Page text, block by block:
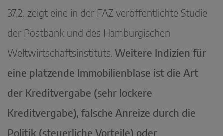
37,2, zeigt eine in der FAZ veröffentlichte Studie
der Postbank und des Hamburgischen
Weltwirtschaftsinstituts. Weitere Indizien für
eine platzende Immobilienblase ist die Art
der Kreditvergabe (sehr lockere
Kreditvergabe), falsche Anreize durch die
Politik (steuerliche Vorteile) oder